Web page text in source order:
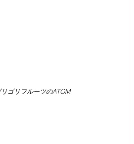
リゴリフルーツのATOM